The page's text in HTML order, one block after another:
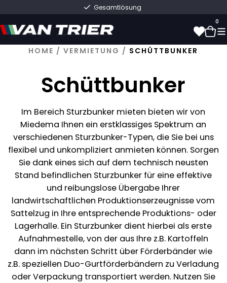
Schneller Versand direkt ab Lager
0
HOME /VERMIETUNG / SCHÜTTBUNKER
Schüttbunker
Im Bereich Sturzbunker mieten bieten wir von
Miedema Ihnen ein erstklassiges Spektrum an
verschiedenen Sturzbunker-Typen, die Sie bei uns
flexibel und unkompliziert anmieten können. Sorgen
Sie dank eines sich auf dem technisch neusten
Stand befindlichen Sturzbunker für eine effektive
und reibungslose Übergabe Ihrer
landwirtschaftlichen Produktionserzeugnisse vom
Sattelzug in Ihre entsprechende Produktions- oder
Lagerhalle. Ein Sturzbunker dient hierbei als erste
Aufnahmestelle, von der aus Ihre z.B. Kartoffeln
dann im nächsten Schritt über Förderbänder wie
z.B. speziellen Duo-Gurtförderbändern zu Verladung
oder Verpackung transportiert werden. Nutzen Sie